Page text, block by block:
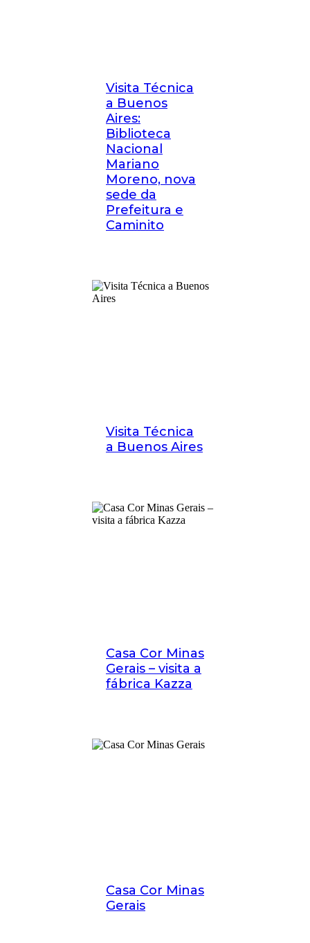
Visita Técnica
a Buenos
Aires:
Biblioteca
Nacional
Mariano
Moreno, nova
sede da
Prefeitura e
Caminito
Visita Técnica
a Buenos Aires
Casa Cor Minas
Gerais – visita a
fábrica Kazza
Casa Cor Minas
Gerais